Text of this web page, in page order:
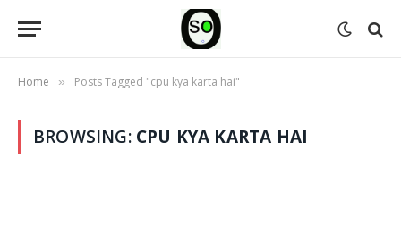
Home » Posts Tagged "cpu kya karta hai"
BROWSING: CPU KYA KARTA HAI